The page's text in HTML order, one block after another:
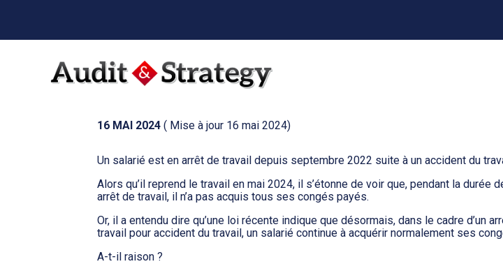
sub-
header
Aller
16 MAI 2024 ( Mise à jour 16 mai 2024)
Un salarié est en arrêt de travail depuis septembre 2022 suite à un accident du
Alors qu’il reprend le travail en mai 2024, il s’étonne de voir que, pendant la durée
arrêt de travail, il n’a pas acquis tous ses congés payés.
Or, il a entendu dire qu’une loi récente indique que désormais, dans le cadre d’un
travail pour accident du travail, un salarié continue à acquérir normalement ses
A-t-il raison ?